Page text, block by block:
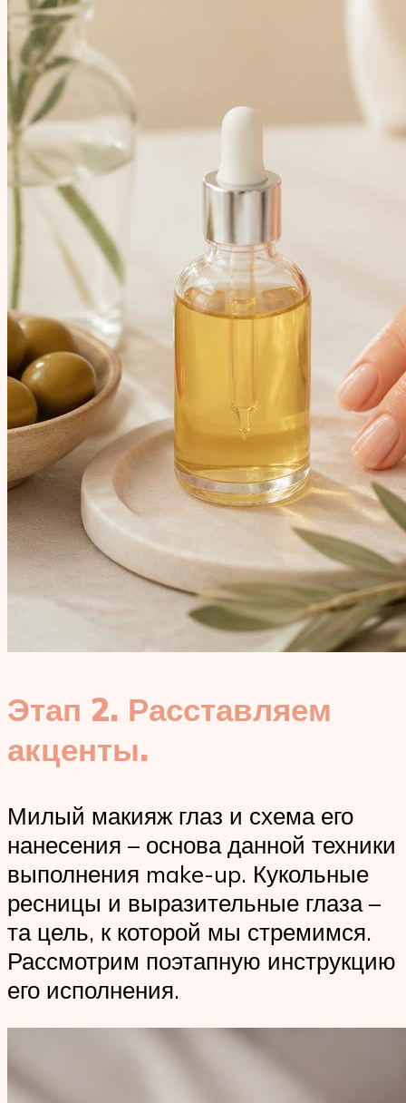
Этап 2. Расставляем
акценты.
Милый макияж глаз и схема его
нанесения – основа данной техники
выполнения make-up. Кукольные
ресницы и выразительные глаза –
та цель, к которой мы стремимся.
Рассмотрим поэтапную инструкцию
его исполнения.